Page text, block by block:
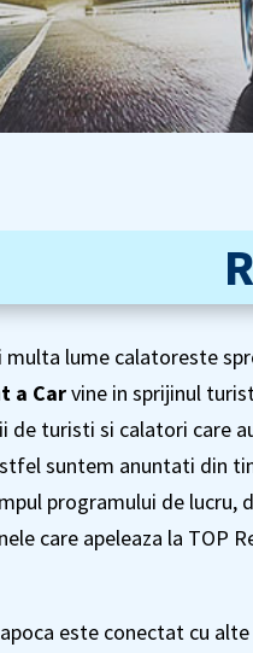
lume calatoreste
a Carvine in sprijinul
de turisti si calatori care
suntem anuntati din
programului de lucru,
care apeleaza la TOP
este conectat cu